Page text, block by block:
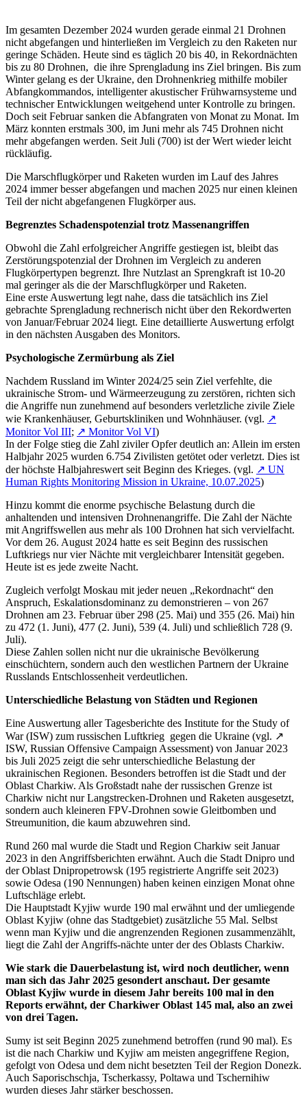
Im gesamten Dezember 2024 wurden gerade einmal 21 Drohnen
nicht abgefangen und hinterließen im Vergleich zu den Raketen nur
geringe Schäden. Heute sind es täglich 20 bis 40, in Rekordnächten
bis zu 80 Drohnen, die ihre Sprengladung ins Ziel bringen. Bis zum
Winter gelang es der Ukraine, den Drohnenkrieg mithilfe mobiler
Abfangkommandos, intelligenter akustischer Frühwarnsysteme und
technischer Entwicklungen weitgehend unter Kontrolle zu bringen.
Doch seit Februar sanken die Abfangraten von Monat zu Monat. Im
März konnten erstmals 300, im Juni mehr als 745 Drohnen nicht
mehr abgefangen werden. Seit Juli (700) ist der Wert wieder leicht
rückläufig.
Die Marschflugkörper und Raketen wurden im Lauf des Jahres
2024 immer besser abgefangen und machen 2025 nur einen kleinen
Teil der nicht abgefangenen Flugkörper aus.
Begrenztes Schadenspotenzial trotz Massenangriffen
Obwohl die Zahl erfolgreicher Angriffe gestiegen ist, bleibt das
Zerstörungspotenzial der Drohnen im Vergleich zu anderen
Flugkörpertypen begrenzt. Ihre Nutzlast an Sprengkraft ist 10-20
mal geringer als die der Marschflugkörper und Raketen.
Eine erste Auswertung legt nahe, dass die tatsächlich ins Ziel
gebrachte Sprengladung rechnerisch nicht über den Rekordwerten
von Januar/Februar 2024 liegt. Eine detaillierte Auswertung erfolgt
in den nächsten Ausgaben des Monitors.
Psychologische Zermürbung als Ziel
Nachdem Russland im Winter 2024/25 sein Ziel verfehlte, die
ukrainische Strom- und Wärmeerzeugung zu zerstören, richten sich
die Angriffe nun zunehmend auf besonders verletzliche zivile Ziele
wie Krankenhäuser, Geburtskliniken und Wohnhäuser. (vgl. ↗
Monitor Vol III; ↗ Monitor Vol VI)
In der Folge stieg die Zahl ziviler Opfer deutlich an: Allein im ersten
Halbjahr 2025 wurden 6.754 Zivilisten getötet oder verletzt. Dies ist
der höchste Halbjahreswert seit Beginn des Krieges. (vgl. ↗ UN
Human Rights Monitoring Mission in Ukraine, 10.07.2025)
Hinzu kommt die enorme psychische Belastung durch die
anhaltenden und intensiven Drohnenangriffe. Die Zahl der Nächte
mit Angriffswellen aus mehr als 100 Drohnen hat sich vervielfacht.
Vor dem 26. August 2024 hatte es seit Beginn des russischen
Luftkriegs nur vier Nächte mit vergleichbarer Intensität gegeben.
Heute ist es jede zweite Nacht.
Zugleich verfolgt Moskau mit jeder neuen „Rekordnacht“ den
Anspruch, Eskalationsdominanz zu demonstrieren – von 267
Drohnen am 23. Februar über 298 (25. Mai) und 355 (26. Mai) hin
zu 472 (1. Juni), 477 (2. Juni), 539 (4. Juli) und schließlich 728 (9.
Juli).
Diese Zahlen sollen nicht nur die ukrainische Bevölkerung
einschüchtern, sondern auch den westlichen Partnern der Ukraine
Russlands Entschlossenheit verdeutlichen.
Unterschiedliche Belastung von Städten und Regionen
Eine Auswertung aller Tagesberichte des Institute for the Study of
War (ISW) zum russischen Luftkrieg gegen die Ukraine (vgl. ↗
ISW, Russian Offensive Campaign Assessment) von Januar 2023
bis Juli 2025 zeigt die sehr unterschiedliche Belastung der
ukrainischen Regionen. Besonders betroffen ist die Stadt und der
Oblast Charkiw. Als Großstadt nahe der russischen Grenze ist
Charkiw nicht nur Langstrecken-Drohnen und Raketen ausgesetzt,
sondern auch kleineren FPV-Drohnen sowie Gleitbomben und
Streumunition, die kaum abzuwehren sind.
Rund 260 mal wurde die Stadt und Region Charkiw seit Januar
2023 in den Angriffsberichten erwähnt. Auch die Stadt Dnipro und
der Oblast Dnipropetrowsk (195 registrierte Angriffe seit 2023)
sowie Odesa (190 Nennungen) haben keinen einzigen Monat ohne
Luftschläge erlebt.
Die Hauptstadt Kyjiw wurde 190 mal erwähnt und der umliegende
Oblast Kyjiw (ohne das Stadtgebiet) zusätzliche 55 Mal. Selbst
wenn man Kyjiw und die angrenzenden Regionen zusammenzählt,
liegt die Zahl der Angriffs-nächte unter der des Oblasts Charkiw.
Wie stark die Dauerbelastung ist, wird noch deutlicher, wenn
man sich das Jahr 2025 gesondert anschaut. Der gesamte
Oblast Kyjiw wurde in diesem Jahr bereits 100 mal in den
Reports erwähnt, der Charkiwer Oblast 145 mal, also an zwei
von drei Tagen.
Sumy ist seit Beginn 2025 zunehmend betroffen (rund 90 mal). Es
ist die nach Charkiw und Kyjiw am meisten angegriffene Region,
gefolgt von Odesa und dem nicht besetzten Teil der Region Donezk.
Auch Saporischschja, Tscherkassy, Poltawa und Tschernihiw
wurden dieses Jahr stärker beschossen.